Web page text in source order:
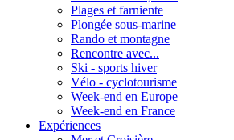
Plages et farniente
Plongée sous-marine
Rando et montagne
Rencontre avec...
Ski - sports hiver
Vélo - cyclotourisme
Week-end en Europe
Week-end en France
Expériences